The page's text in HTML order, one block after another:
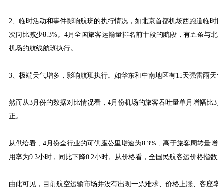
2、临时活动和事件影响航班的执行情况，如北京首都机场西跑道临
次同比减少8.3%。4月全国旅客运输量排名前十段的航段，有五条与
机场的航线航班执行。
3、极端天气增多，影响航班执行。如华东和中南地区有15天强雷雨
然而从3月份的数据对比情况看，4月份机场的旅客吞吐量单月增幅
正。
从供给看，4月份全行业的可供座公里增速为8.3%，高于旅客周转量
用率为9.3小时，同比下降0.2小时。从价格看，全国民航客运价格指
由此可见，目前航空运输市场并没有出现一票难求、价格上涨、客